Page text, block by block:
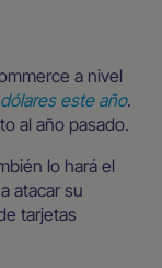
a nivel
este año.
al año pasado.
lo hará el
atacar su
tarjetas